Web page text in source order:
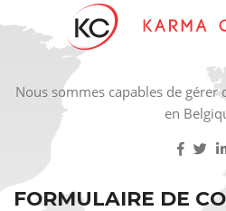
Nous sommes capables de
en
FORMULAIRE DE